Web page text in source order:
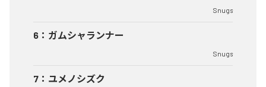
Snugs
6 ： ガムシャランナー
Snugs
7 ： ユメノシズク